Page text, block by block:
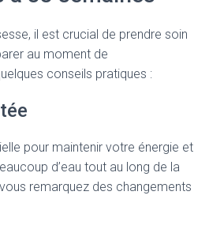
il est crucial de prendre soin
au moment de
conseils pratiques :
pour maintenir votre énergie et
d’eau tout au long de la
remarquez des changements